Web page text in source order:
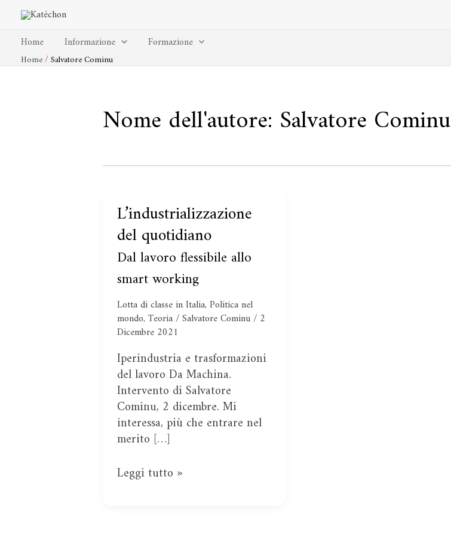
contenuto
Home
Informazione Formazione
Home Salvatore Cominu
Nome dell'autore: Salvatore Cominu
L’industrializzazione
del quotidiano
Dal lavoro flessibile allo
smart working
Lotta di classe in Italia, Politica nel
mondo,Teoria/Salvatore Cominu/ 2
Dicembre 2021
Iperindustria e trasformazioni
del lavoro Da Machina.
Intervento di Salvatore
Cominu, 2 dicembre. Mi
interessa, più che entrare nel
merito […]
L’industrializzazione
del
quotidiano
Dal
lavoro
flessibile
allo
smart
working
Leggi tutto »